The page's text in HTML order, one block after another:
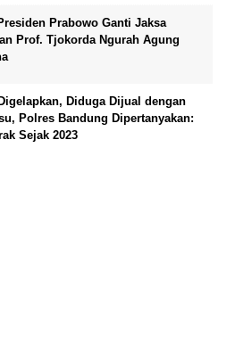
Prabowo Ganti Jaksa
Prof. Tjokorda Ngurah Agung
Diduga Dijual dengan
Polres Bandung Dipertanyakan:
Sejak 2023